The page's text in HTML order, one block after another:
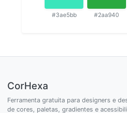
#3ae5bb #2aa940
CorHexa
Ferramenta gratuita para designers e
de cores, paletas, gradientes e